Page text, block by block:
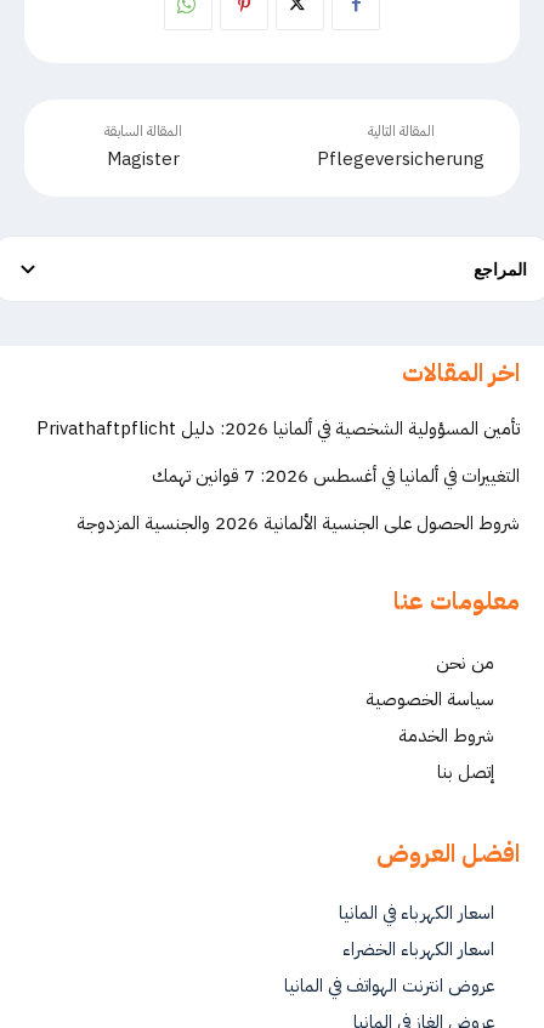
المقالة السابقة
Magister
المقالة التالية
Pflegeversicherung
المراجع
اخر المقالات
تأمين المسؤولية الشخصية في ألمانيا 2026: دليل Privathaftpflicht
التغييرات في ألمانيا في أغسطس 2026: 7 قوانين تهمك
شروط الحصول على الجنسية الألمانية 2026 والجنسية المزدوجة
معلومات عنا
من نحن
سياسة الخصوصية
شروط الخدمة
إتصل بنا
افضل العروض
اسعار الكهرباء في المانيا
اسعار الكهرباء الخضراء
عروض انترنت الهواتف في المانيا
عروض الغاز في المانيا